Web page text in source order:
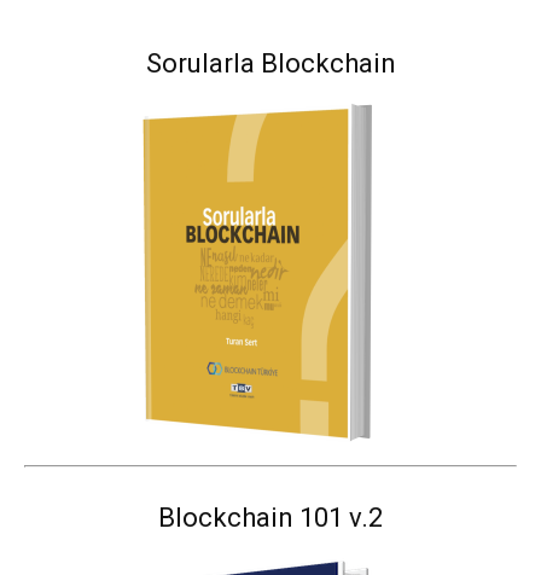
Sorularla Blockchain
Blockchain 101 v.2